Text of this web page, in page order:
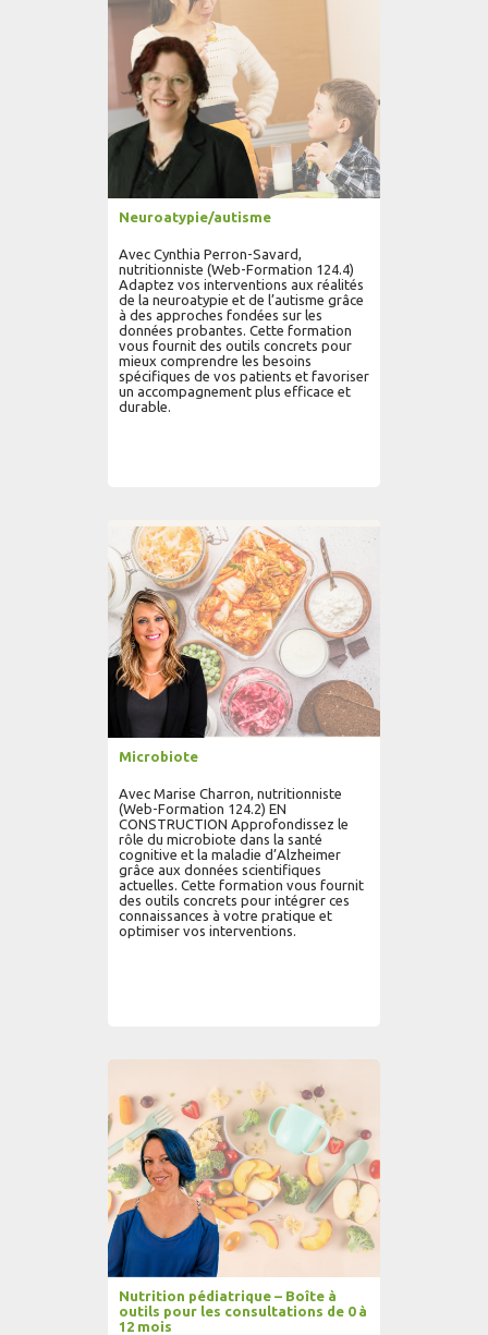
Neuroatypie/autisme
Avec Cynthia Perron-Savard,
nutritionniste (Web-Formation 124.4)
Adaptez vos interventions aux réalités
de la neuroatypie et de l’autisme grâce
à des approches fondées sur les
données probantes. Cette formation
vous fournit des outils concrets pour
mieux comprendre les besoins
spécifiques de vos patients et favoriser
un accompagnement plus efficace et
durable.
Microbiote
Avec Marise Charron, nutritionniste
(Web-Formation 124.2) EN
CONSTRUCTION Approfondissez le
rôle du microbiote dans la santé
cognitive et la maladie d’Alzheimer
grâce aux données scientifiques
actuelles. Cette formation vous fournit
des outils concrets pour intégrer ces
connaissances à votre pratique et
optimiser vos interventions.
AJOUTER AU PANIER LIRE PLUS...
Nutrition pédiatrique – Boîte à
outils pour les consultations de 0 à
12 mois